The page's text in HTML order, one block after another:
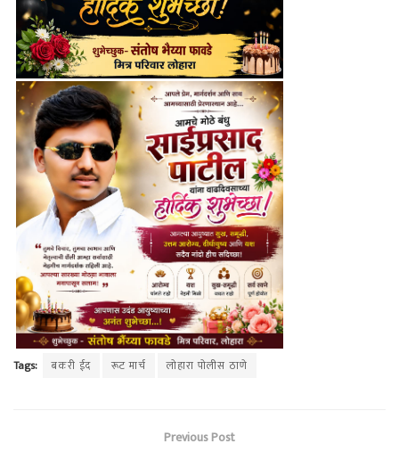
Tags: बकरी ईद रूट मार्च लोहारा पोलीस ठाणे
Previous Post